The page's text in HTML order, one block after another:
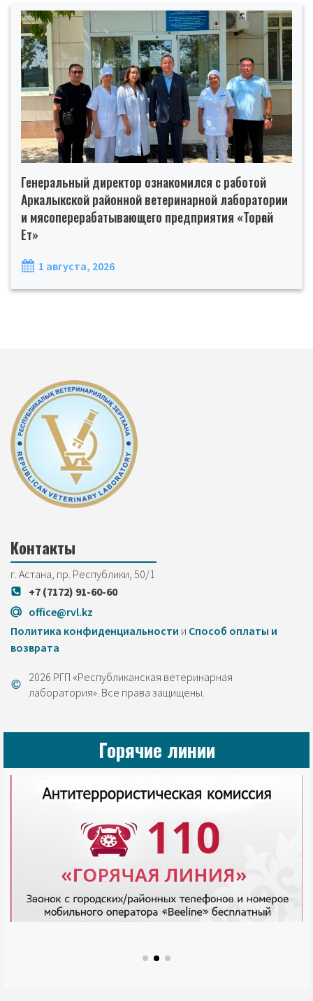
Генеральный директор ознакомился с работой
Аркалыкской районной ветеринарной лаборатории
и мясоперерабатывающего предприятия «Торғай
Ет»
1 августа, 2026
Контакты
г. Астана, пр. Республики, 50/1
+7 (7172) 91-60-60
office@rvl.kz
Политика конфиденциальности и Cпособ оплаты и
возврата
2026 РГП «Республиканская ветеринарная
лаборатория». Все права защищены.
Горячие линии